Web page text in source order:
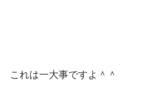
これは一大事ですよ＾＾